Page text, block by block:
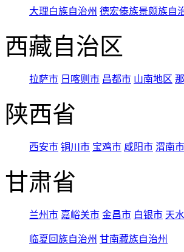
大理白族自治州 德宏傣族景颇族自
西藏自治区
拉萨市 日喀则市 昌都市 山南地区
陕西省
西安市 铜川市 宝鸡市 咸阳市 渭南市
甘肃省
兰州市 嘉峪关市 金昌市 白银市 天
临夏回族自治州 甘南藏族自治州